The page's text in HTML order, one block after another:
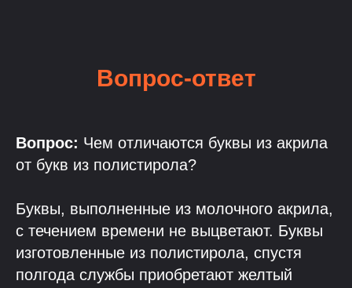
Вопрос-ответ
Вопрос: Чем отличаются буквы из акрила
от букв из полистирола?
Буквы, выполненные из молочного акрила,
с течением времени не выцветают. Буквы
изготовленные из полистирола, спустя
полгода службы приобретают желтый